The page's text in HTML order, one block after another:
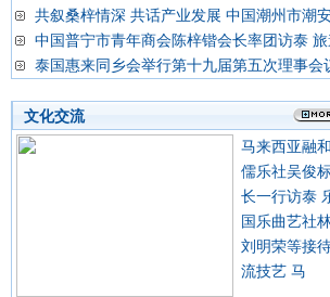
共叙桑梓情深 共话产业发展 中国潮州市潮
中国普宁市青年商会陈梓锴会长率团访泰 旅
泰国惠来同乡会举行第十九届第五次理事会
文化交流
马来西亚融
儒乐社吴俊
长一行访泰
国乐曲艺社
刘明荣等接
流技艺 马